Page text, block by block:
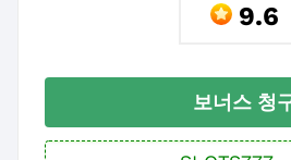
9.6
보너스 청